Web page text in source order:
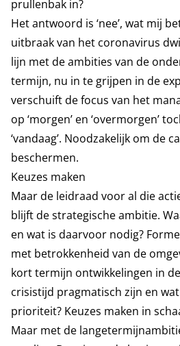
prullenbak in?
Het antwoord is ‘nee’, wat mij
uitbraak van het coronavirus
lijn met de ambities van de
termijn, nu in te grijpen in de
verschuift de focus van het
op ‘morgen’ en ‘overmorgen’
‘vandaag’. Noodzakelijk om de
beschermen.
Keuzes maken
Maar de leidraad voor al die
blijft de strategische ambitie.
en wat is daarvoor nodig?
met betrokkenheid van de
kort termijn ontwikkelingen in
crisistijd pragmatisch zijn en
prioriteit? Keuzes maken in
Maar met de